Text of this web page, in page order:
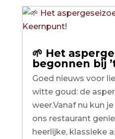
🌱 Het
begonnen bij
Goed nieuws voor
witte goud: de
weer.Vanaf nu kun
ons restaurant
heerlijke, klassieke